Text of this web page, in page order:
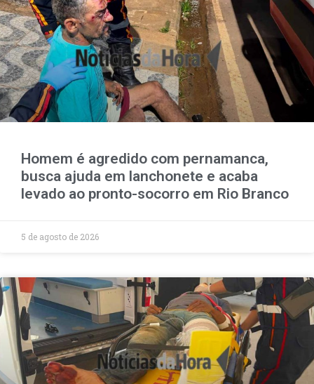
Homem é agredido com pernamanca,
busca ajuda em lanchonete e acaba
levado ao pronto-socorro em Rio Branco
5 de agosto de 2026